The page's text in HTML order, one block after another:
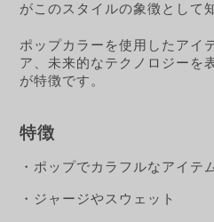
がこのスタイルの象徴として
ポップカラーを使用したアイ
ア、未来的なテクノロジーを
が特徴です。
特徴
・ポップでカラフルなアイテ
・ジャージやスウェット